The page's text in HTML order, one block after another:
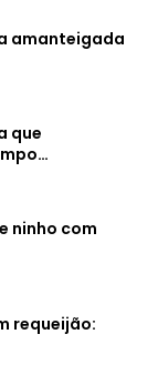
amanteigada
que
ninho com
requeijão: